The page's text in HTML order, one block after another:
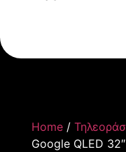
Home /
Google QLED